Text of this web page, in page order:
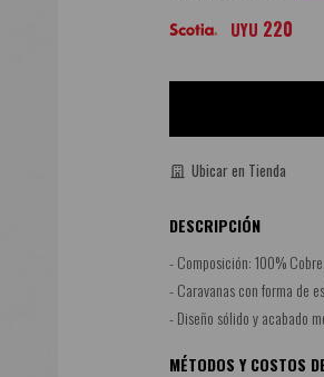
UYU 220
Ubicar en Tienda
DESCRIPCIÓN
- Composición: 100% Cobre.
- Caravanas con forma de
- Diseño sólido y acabado
MÉTODOS Y COSTOS